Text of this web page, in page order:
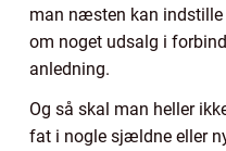
man næsten kan indstille
om noget udsalg i
anledning.
Og så skal man heller
fat i nogle sjældne eller